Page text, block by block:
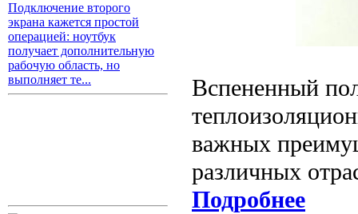
Подключение второго
экрана кажется простой
операцией: ноутбук
получает дополнительную
рабочую область, но
выполняет те...
Вспененный
важных
различных
Подробнее